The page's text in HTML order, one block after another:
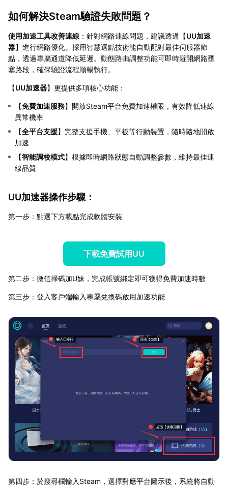
如何解決Steam驗證失敗問題？
使用加速工具改善連線 ：針對網路連線問題，建議透過【UU加速
器】進行網路優化。採用智慧選點技術能自動配對最佳伺服器節
點，透過專屬通道降低延遲。動態路由調整功能可即時避開網路壅
塞路段，確保驗證流程順暢執行。
【UU加速器】更提供多項核心功能：
【免費加速服務】開放Steam平台免費加速權限，有效降低連線
異常機率
【全平台支援】完整支援手機、平板等行動裝置，隨時隨地開啟
加速
【智能調校模式】根據即時網路狀態自動調整參數，維持最佳連
線品質
UU加速器操作步驟：
第一步：點選下方載點完成軟體安裝
下載免費試用UU
第二步：微信掃碼加U妹，完成帳號綁定即可獲得免費加速時數
第三步：登入客戶端輸入專屬兌換碼啟用加速功能
第四步：於搜尋欄輸入Steam，選擇對應平台圖示後，系統將自動